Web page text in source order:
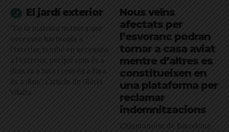
El jardí exterior
"De la mateixa manera que
necessito harmonia a
l’interior, també en necessito
a l’exterior, perquè com és a
dins és a fora i com és a fora
és a dins": l'article de Glòria
Vilalta
Nous veïns
afectats per
l’esvoranc podran
tornar a casa aviat
mentre d’altres es
constitueixen en
una plataforma per
reclamar
indemnitzacions
L’Ajuntament de Barcelona